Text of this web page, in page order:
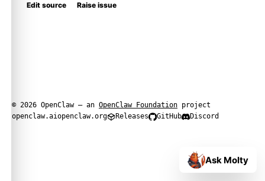
Edit source Raise issue
© 2026 OpenClaw — an OpenClaw Foundation project
openclaw.aiopenclaw.org Releases GitHub Discord
Ask Molty